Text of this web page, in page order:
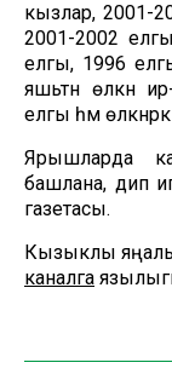
кызлар, 2001-
2001-2002
елгы, 1996
яшьтән өлкән
елгы һәм
Ярышларда
башлана, дип
газетасы.
Кызыклы
каналга